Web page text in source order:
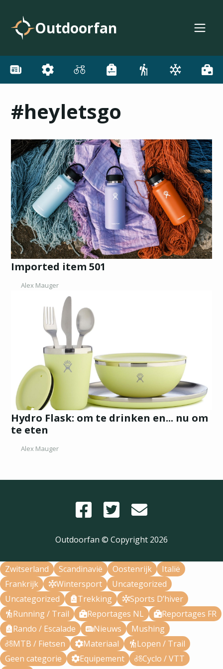
Outdoorfan
#heyletsgo
Imported item 501
Alex Mauger
Hydro Flask: om te drinken en... nu om
te eten
Alex Mauger
Outdoorfan © Copyright 2026
Zwitserland Scandinavië Oostenrijk
Italië
Frankrijk
Wintersport
Uncategorized
Uncategorized
Trekking
Sports D’hiver
Running / Trail
Reportages NL
Reportages FR
Rando / Escalade
Nieuws
Mushing
MTB / Fietsen
Materiaal
Lopen / Trail
Geen categorie
Equipement
Cyclo / VTT